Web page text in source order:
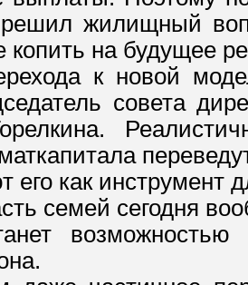
жилищный
копить на будущее
к новой
совета
его как инструмент
семей сегодня
возможностью